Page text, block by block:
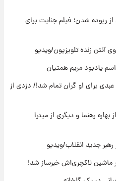
رضاییان+ عکس
و بادوام ترین تانک جهان آشنا
ربوده شدن؛ فیلم جنایت برای
آنتن زنده تلویزیون/ویدیو
یادبود مریم همتیان
عبدی برای او گران تمام شد!/ دزدی از
رهنما و دیگری از میترا
رهبر جدید انقلاب/ویدیو
ماشین لاکچری‌اش خبرساز شد!